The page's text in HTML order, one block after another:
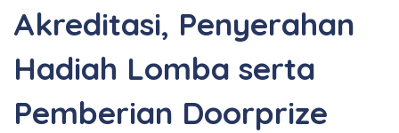
Akreditasi, Penyerahan
Hadiah Lomba serta
Pemberian Doorprize